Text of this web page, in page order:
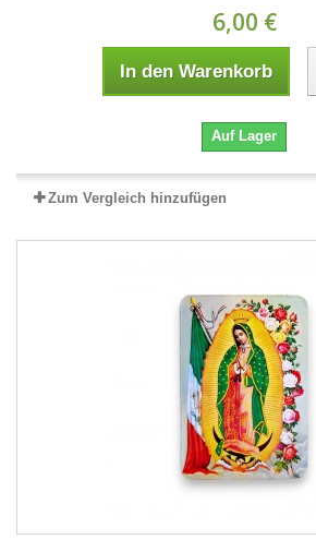
6,00 €
In den Warenkorb
Auf Lager
Zum Vergleich hinzufügen